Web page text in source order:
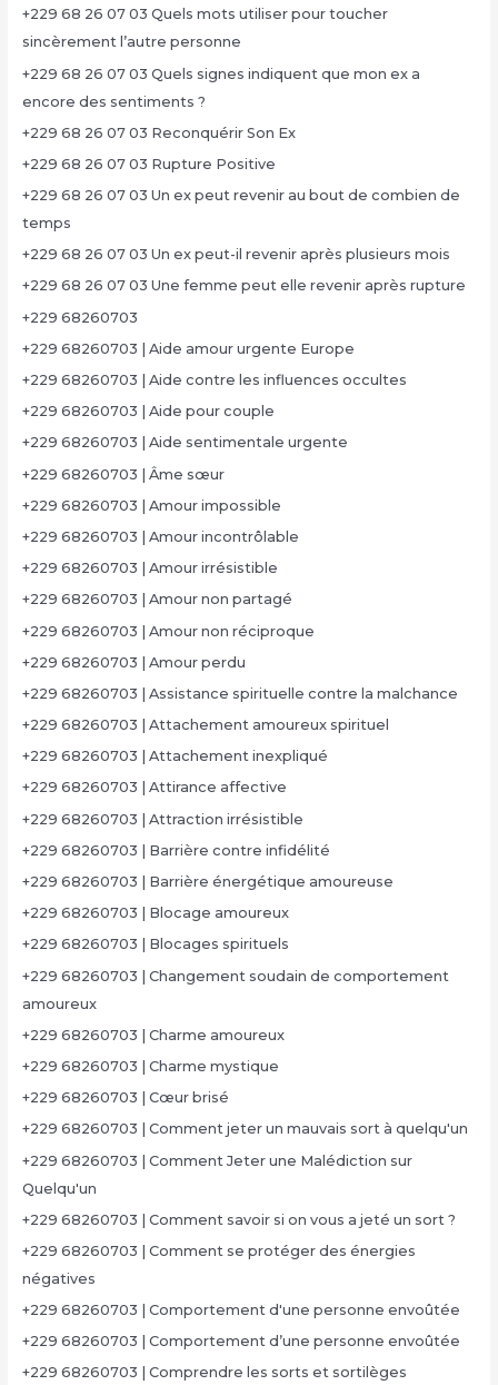
+229 68 26 07 03 Quels mots utiliser pour toucher
sincèrement l’autre personne
+229 68 26 07 03 Quels signes indiquent que mon ex a
encore des sentiments ?
+229 68 26 07 03 Reconquérir Son Ex
+229 68 26 07 03 Rupture Positive
+229 68 26 07 03 Un ex peut revenir au bout de combien de
temps
+229 68 26 07 03 Un ex peut-il revenir après plusieurs mois
+229 68 26 07 03 Une femme peut elle revenir après rupture
+229 68260703
+229 68260703 | Aide amour urgente Europe
+229 68260703 | Aide contre les influences occultes
+229 68260703 | Aide pour couple
+229 68260703 | Aide sentimentale urgente
+229 68260703 | Âme sœur
+229 68260703 | Amour impossible
+229 68260703 | Amour incontrôlable
+229 68260703 | Amour irrésistible
+229 68260703 | Amour non partagé
+229 68260703 | Amour non réciproque
+229 68260703 | Amour perdu
+229 68260703 | Assistance spirituelle contre la malchance
+229 68260703 | Attachement amoureux spirituel
+229 68260703 | Attachement inexpliqué
+229 68260703 | Attirance affective
+229 68260703 | Attraction irrésistible
+229 68260703 | Barrière contre infidélité
+229 68260703 | Barrière énergétique amoureuse
+229 68260703 | Blocage amoureux
+229 68260703 | Blocages spirituels
+229 68260703 | Changement soudain de comportement
amoureux
+229 68260703 | Charme amoureux
+229 68260703 | Charme mystique
+229 68260703 | Cœur brisé
+229 68260703 | Comment jeter un mauvais sort à quelqu'un
+229 68260703 | Comment Jeter une Malédiction sur
Quelqu'un
+229 68260703 | Comment savoir si on vous a jeté un sort ?
+229 68260703 | Comment se protéger des énergies
négatives
+229 68260703 | Comportement d'une personne envoûtée
+229 68260703 | Comportement d’une personne envoûtée
+229 68260703 | Comprendre les sorts et sortilèges